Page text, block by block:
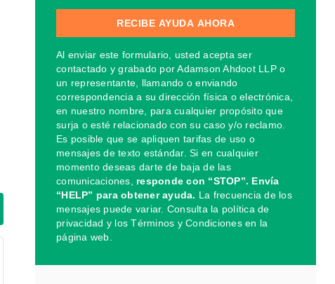
Al enviar este formulario, usted acepta ser
contactado y grabado por Adamson Ahdoot LLP o
un representante, llamando o enviando
correspondencia a su dirección física o electrónica,
en nuestro nombre, para cualquier propósito que
surja o esté relacionado con su caso y/o reclamo.
Es posible que se apliquen tarifas de uso o
mensajes de texto estándar. Si en cualquier
momento deseas darte de baja de las
comunicaciones, responde con “STOP”. Envía
“HELP” para obtener ayuda. La frecuencia de los
mensajes puede variar. Consulta la política de
privacidad y los Términos y Condiciones en la
página web.